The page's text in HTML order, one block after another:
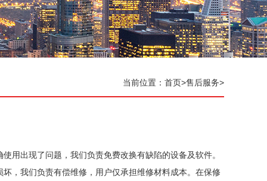
当前位置： 首页>售后服务>
用出现了问题，我们负责免费改换有缺陷的设备及软件。
，我们负责有偿维修，用户仅承担维修材料成本。在保修